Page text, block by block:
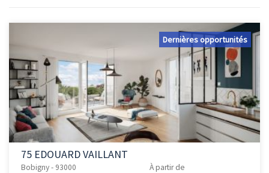
Dernières opportunités
75 EDOUARD VAILLANT
Bobigny - 93000 À partir de